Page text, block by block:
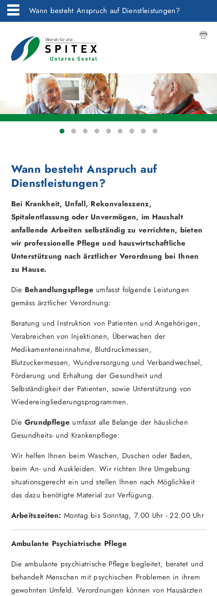
Wann besteht Anspruch auf Dienstleistungen?
Wann besteht Anspruch auf
Dienstleistungen?
Bei Krankheit, Unfall, Rekonvaleszenz,
Spitalentlassung oder Unvermögen, im Haushalt
anfallende Arbeiten selbständig zu verrichten, bieten
wir professionelle Pflege und hauswirtschaftliche
Unterstützung nach ärztlicher Verordnung bei Ihnen
zu Hause.
Die Behandlungspflege umfasst folgende Leistungen
gemäss ärztlicher Verordnung:
Beratung und Instruktion von Patienten und Angehörigen,
Verabreichen von Injektionen, Überwachen der
Medikamenteneinnahme, Blutdruckmessen,
Blutzuckermessen, Wundversorgung und Verbandwechsel,
Förderung und Erhaltung der Gesundheit und
Selbständigkeit der Patienten, sowie Unterstützung von
Wiedereingliederungsprogrammen.
Die Grundpflege umfasst alle Belange der häuslichen
Gesundheits- und Krankenpflege:
Wir helfen Ihnen beim Waschen, Duschen oder Baden,
beim An- und Auskleiden. Wir richten Ihre Umgebung
situationsgerecht ein und stellen Ihnen nach Möglichkeit
das dazu benötigte Material zur Verfügung.
Arbeitszeiten: Montag bis Sonntag, 7.00 Uhr - 22.00 Uhr
Ambulante Psychiatrische Pflege
Die ambulante psychiatrische Pflege begleitet, beratet und
behandelt Menschen mit psychischen Problemen in ihrem
gewohnten Umfeld. Verordnungen können von Hausärzten